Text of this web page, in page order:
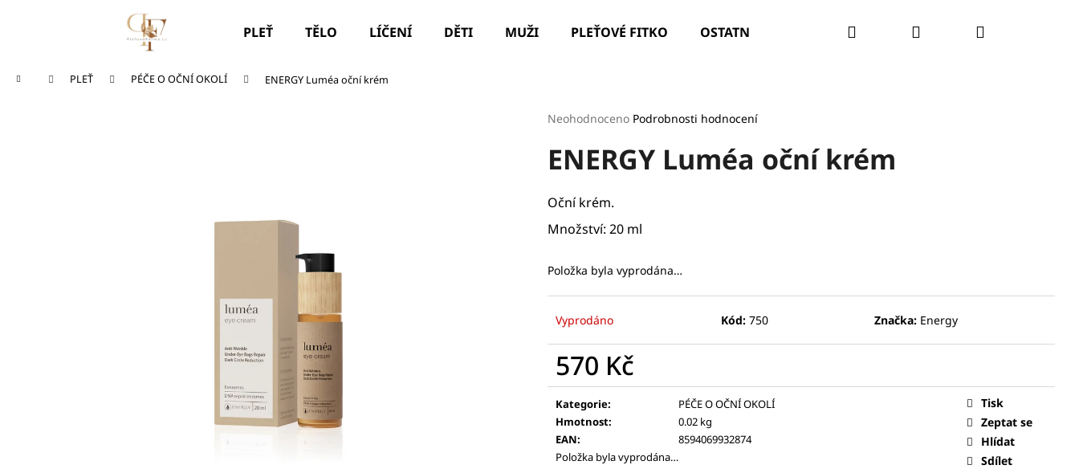
PLEŤ TĚLO LÍČENÍ DĚTI MUŽI PLEŤOVÉ FITKO OSTATNÍ PROBLÉM PLETI O NÁS
Hledat PřihlášeníNákupní
Domů PLEŤ PÉČE O OČNÍ OKOLÍ ENERGY Luméa oční krém
Průměrné
produktu
je
z
5
hvězdiček.
Neohodnoceno Podrobnosti hodnocení
ENERGY Luméa oční krém
Oční krém.
Množství: 20 ml
Položka byla vyprodána…
Vyprodáno Kód: 750 Značka: Energy
570 Kč
Měrná
cena:
Kategorie:
PÉČE O OČNÍ OKOLÍ
Hmotnost:
0.02 kg
EAN:
8594069932874
Položka byla vyprodána…
Tisk
Zeptat se
Hlídat
Sdílet
obchodu
obchodu
Co potřebujete najít?
HLEDAT
ILCSI ČISTÍCÍ GEL - MYDLICE LÉKAŘSKÁ
PARIS LEAF HYDRATAČNÍ A ZPEVŇUJÍCÍ
BALZÁM NA RTY
260 Kč